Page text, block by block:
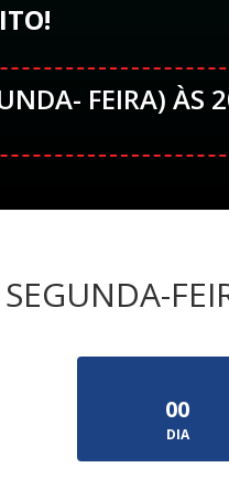
FEIRA) ÀS
00
DIA